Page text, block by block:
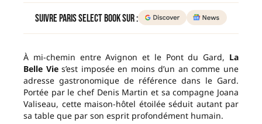
Suivre Paris Select Book sur :
À mi-chemin entre Avignon et le Pont du Gard, La
Belle Vies’est imposée en moins d’un an comme une
adresse gastronomique de référence dans le Gard.
Portée par le chef Denis Martin et sa compagne Joana
Valiseau, cette maison-hôtel étoilée séduit autant par
sa table que par son esprit profondément humain.